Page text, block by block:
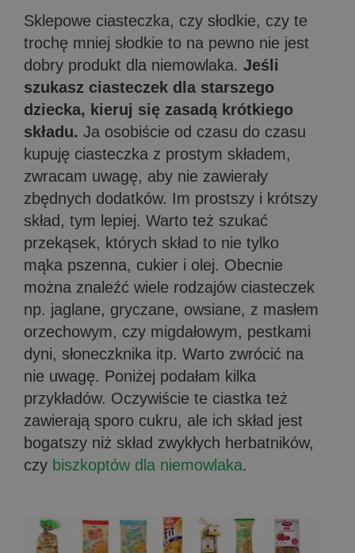
Sklepowe ciasteczka, czy słodkie, czy te
trochę mniej słodkie to na pewno nie jest
dobry produkt dla niemowlaka. Jeśli
szukasz ciasteczek dla starszego
dziecka, kieruj się zasadą krótkiego
składu. Ja osobiście od czasu do czasu
kupuję ciasteczka z prostym składem,
zwracam uwagę, aby nie zawierały
zbędnych dodatków. Im prostszy i krótszy
skład, tym lepiej. Warto też szukać
przekąsek, których skład to nie tylko
mąka pszenna, cukier i olej. Obecnie
można znaleźć wiele rodzajów ciasteczek
np. jaglane, gryczane, owsiane, z masłem
orzechowym, czy migdałowym, pestkami
dyni, słoneczknika itp. Warto zwrócić na
nie uwagę. Poniżej podałam kilka
przykładów. Oczywiście te ciastka też
zawierają sporo cukru, ale ich skład jest
bogatszy niż skład zwykłych herbatników,
czy biszkoptów dla niemowlaka.